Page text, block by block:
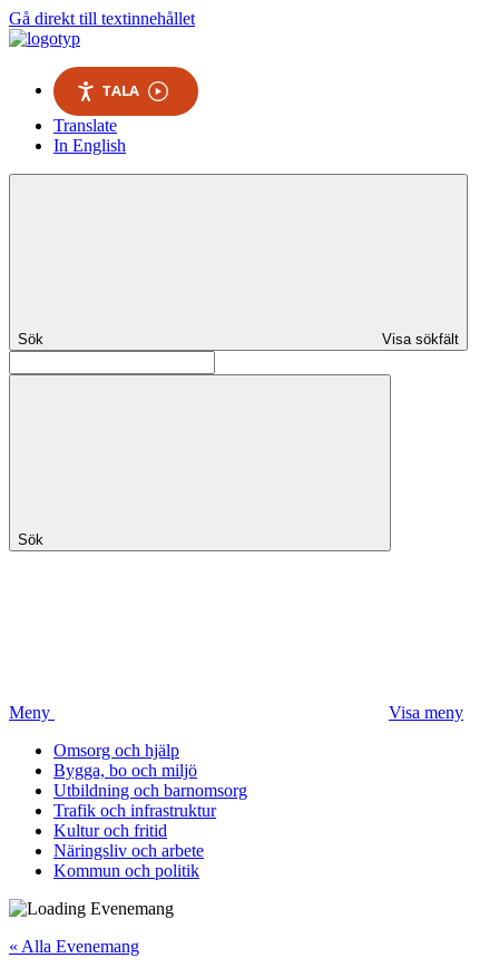
Gå direkt till textinnehållet
TALA
Translate
In English
Sök Visa sökfält
Sök
Meny
Visa meny
Omsorg och hjälp
Bygga, bo och miljö
Utbildning och barnomsorg
Trafik och infrastruktur
Kultur och fritid
Näringsliv och arbete
Kommun och politik
« Alla Evenemang